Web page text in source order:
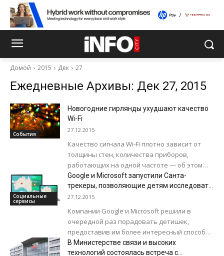
Домой 2015 Дек 27
Ежедневные Архивы: Дек 27, 2015
События
Новогодние гирлянды ухудшают качество
Wi-Fi
27.12.2015
Качество сигнала Wi-Fi плотно зависит от
толщины стен, количества приборов,
работающих на одной частоте — об этом
знает большинство. Однако исследователи
Ofcom обнаружили ещё...
Социальные
сервисы
Google и Microsoft запустили Санта-
трекеры, позволяющие детям исследовать
мир
27.12.2015
Компании Google и Microsoft решили в
очередной раз порадовать детишек,
предоставив им более интересный способ
ожидания прилета Санта Клауса, нежели
непрерывное отслеживание показаний
В Министерстве связи и высоких
технологий состоялась встреча с